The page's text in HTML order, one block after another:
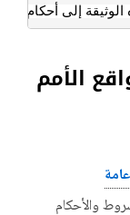
إلى أحكام
الأمم
والأحكام